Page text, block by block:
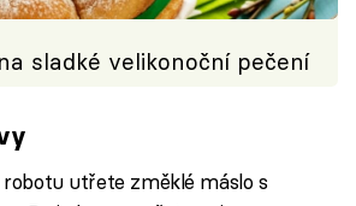
sladké velikonoční pečení
robotu utřete změklé máslo s